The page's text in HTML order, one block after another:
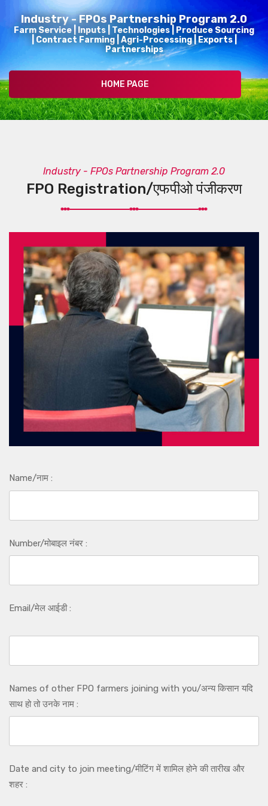
Industry - FPOs Partnership Program 2.0
Farm Service | Inputs | Technologies | Produce Sourcing
| Contract Farming | Agri-Processing | Exports |
Partnerships
HOME PAGE
Industry - FPOs Partnership Program 2.0
FPO Registration/एफपीओ पंजीकरण
Name/नाम :
Number/मोबाइल नंबर :
Email/मेल आईडी :
Names of other FPO farmers joining with you/अन्य किसान यदि
साथ हो तो उनके नाम :
Date and city to join meeting/मीटिंग में शामिल होने की तारीख और
शहर :